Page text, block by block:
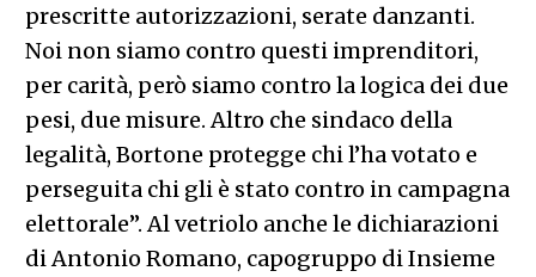
prescritte autorizzazioni, serate danzanti.
Noi non siamo contro questi imprenditori,
per carità, però siamo contro la logica dei due
pesi, due misure. Altro che sindaco della
legalità, Bortone protegge chi l’ha votato e
perseguita chi gli è stato contro in campagna
elettorale”. Al vetriolo anche le dichiarazioni
di Antonio Romano, capogruppo di Insieme